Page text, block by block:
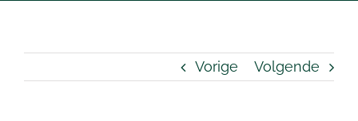
Vorige Volgende